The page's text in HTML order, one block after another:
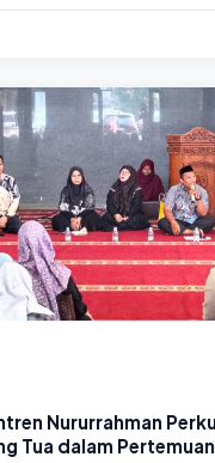
Nururrahman
Tua dalam